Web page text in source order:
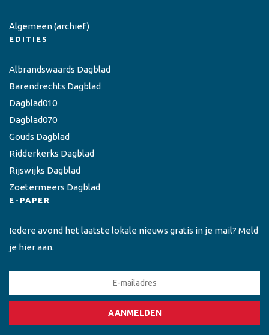
Algemeen(archief)
EDITIES
Albrandswaards Dagblad
Barendrechts Dagblad
Dagblad010
Dagblad070
Gouds Dagblad
Ridderkerks Dagblad
Rijswijks Dagblad
Zoetermeers Dagblad
E-PAPER
Iedere avond het laatste lokale nieuws gratis in je mail? Meld
je hier aan.